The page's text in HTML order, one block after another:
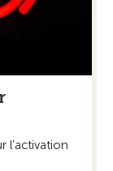
l’activation